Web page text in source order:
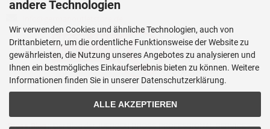
Dross.Blog::Der Blog der JUERGEN DROSS PROFESSIONAL SERVICES
andere Technologien
Wir verwenden Cookies und ähnliche Technologien, auch von
Drittanbietern, um die ordentliche Funktionsweise der Website zu
gewährleisten, die Nutzung unseres Angebotes zu analysieren und
Ihnen ein bestmögliches Einkaufserlebnis bieten zu können. Weitere
Informationen finden Sie in unserer Datenschutzerklärung.
ALLE AKZEPTIEREN